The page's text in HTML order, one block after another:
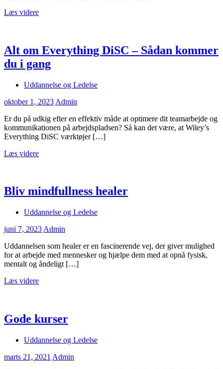
Læs videre
Alt om Everything DiSC – Sådan kommer
du i gang
Uddannelse og Ledelse
oktober 1, 2023 Admin
Er du på udkig efter en effektiv måde at optimere dit teamarbejde og
kommunikationen på arbejdspladsen? Så kan det være, at Wiley’s
Everything DiSC værktøjer […]
Læs videre
Bliv mindfullness healer
Uddannelse og Ledelse
juni 7, 2023 Admin
Uddannelsen som healer er en fascinerende vej, der giver mulighed
for at arbejde med mennesker og hjælpe dem med at opnå fysisk,
mentalt og åndeligt […]
Læs videre
Gode kurser
Uddannelse og Ledelse
marts 21, 2021 Admin